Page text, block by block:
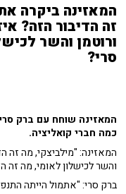
המאזינה ביקרה
זה הדיבור הזה?
ורוטמן והשר
סרי?
כמה חברי קואליציה.
המאזינה: "מילביצקי, מה זה
והשר לכישלון לאומי, מה
ברק סרי: "אתמול הייתה